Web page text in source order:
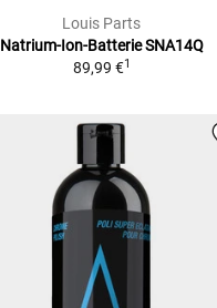
Louis Parts
Natrium-Ion-Batterie SNA14Q
89,99 €1